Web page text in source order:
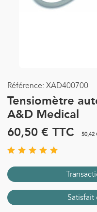
Référence: XAD400700
Tensiomètre
A&D Medical
60,50 € TTC 50,42
Satisfait